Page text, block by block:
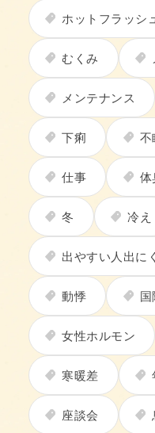
ホットフラッシ
むくみ
メンテナンス
下痢 不
仕事 体
冬 冷え
出やすい人出に
動悸
女性ホルモン
寒暖差
座談会